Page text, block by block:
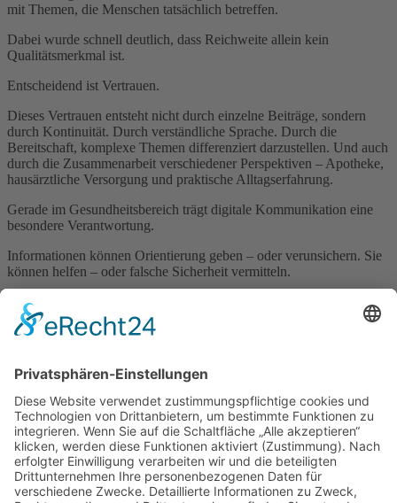
mit Themen, die Menschen tatsächlich betreffen.
Dabei wurde schnell deutlich, dass Reichweite allein kein
Qualitätsmerkmal ist.
Entscheidend ist Vertrauen.
Dieses Vertrauen entsteht nicht durch einzelne Beiträge, sondern
durch Kontinuität. Durch verständliche Sprache. Durch die
Bereitschaft, komplexe Themen differenziert darzustellen. Und auch
durch die Zusammenarbeit verschiedener Perspektiven – Apotheke,
hausärztliche Versorgung und praktische Alltagserfahrung.
Gerade im Gesundheitsbereich trägt digitale Kommunikation eine
besondere Verantwortung.
Informationen können Orientierung geben – oder verunsichern. Sie
können helfen – oder falsche Sicherheit vermitteln.
Deshalb verstehen wir diese Auszeichnung nicht als Abschluss,
sondern als Auftrag, diesen Weg konsequent weiterzugehen.
Menschen dabei unterstützen, informierte Entscheidungen zu
treffen.
Dass dieser Ansatz wahrgenommen wird, freut uns sehr.
Impressum
Datenschutzerklärung
Sitemap